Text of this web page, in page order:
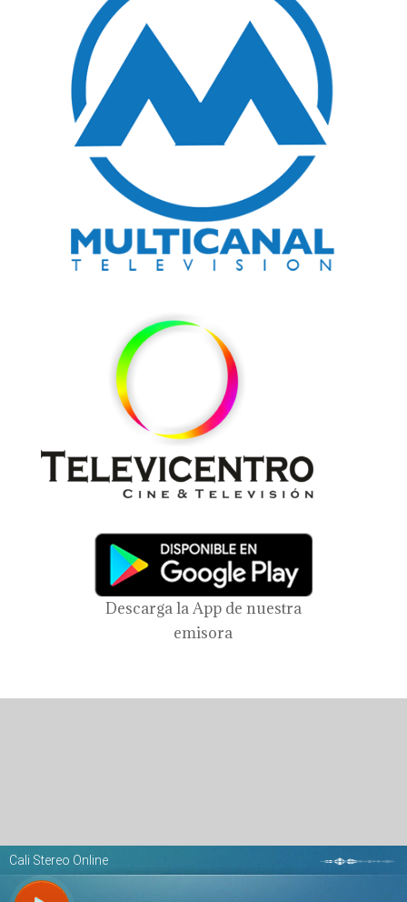
Descarga la App de nuestra
emisora